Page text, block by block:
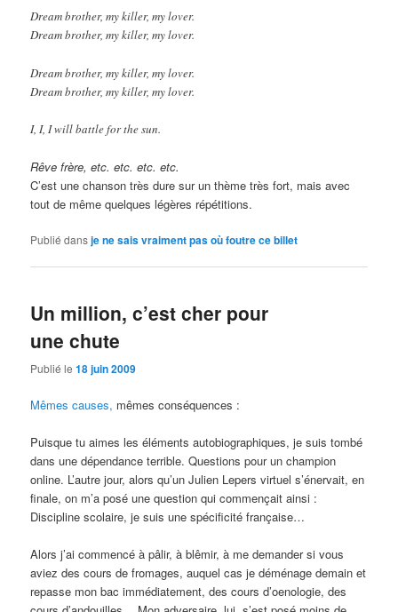
Dream brother, my killer, my lover.
Dream brother, my killer, my lover.
Dream brother, my killer, my lover.
Dream brother, my killer, my lover.
I, I, I will battle for the sun.
Rêve frère, etc. etc. etc. etc.
C’est une chanson très dure sur un thème très fort, mais avec
tout de même quelques légères répétitions.
Publié dansje ne sais vraiment pas où foutre ce billet
Un million, c’est cher pour
une chute
Publié le18 juin 2009
Mêmes causes, mêmes conséquences :
Puisque tu aimes les éléments autobiographiques, je suis tombé
dans une dépendance terrible. Questions pour un champion
online. L’autre jour, alors qu’un Julien Lepers virtuel s’énervait, en
finale, on m’a posé une question qui commençait ainsi :
Discipline scolaire, je suis une spécificité française…
Alors j’ai commencé à pâlir, à blêmir, à me demander si vous
aviez des cours de fromages, auquel cas je déménage demain et
repasse mon bac immédiatement, des cours d’oenologie, des